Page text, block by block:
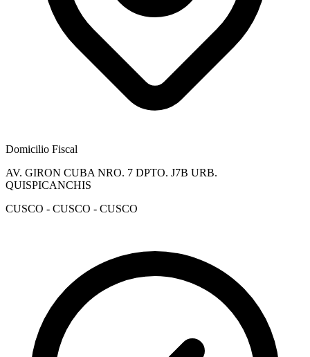
Domicilio Fiscal
AV. GIRON CUBA NRO. 7 DPTO. J7B URB.
QUISPICANCHIS
CUSCO - CUSCO - CUSCO